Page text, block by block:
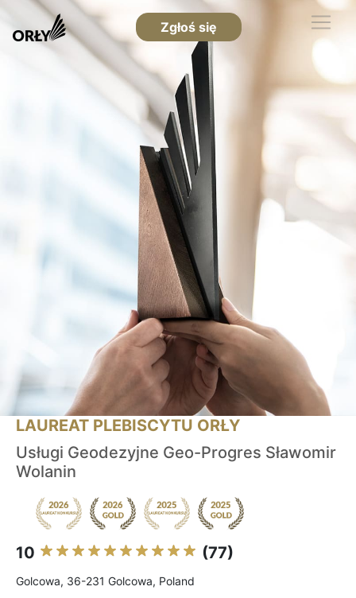
Zgłoś się
LAUREAT PLEBISCYTU ORŁY
Usługi Geodezyjne Geo-Progres Sławomir
Wolanin
10 (77)
Golcowa, 36-231 Golcowa, Poland